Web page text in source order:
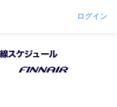
ログイン